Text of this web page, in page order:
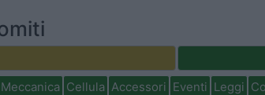
Meccanica Cellula Accessori Eventi Leggi